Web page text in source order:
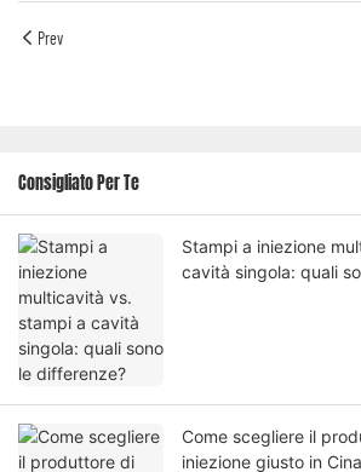
Prev
Consigliato Per Te
Stampi a iniezione
cavità singola: quali
Come scegliere il
iniezione giusto in Cina